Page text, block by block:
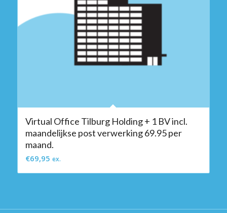
Virtual Office Tilburg Holding + 1 BV incl.
maandelijkse post verwerking 69.95 per
maand.
€69,95 ex.